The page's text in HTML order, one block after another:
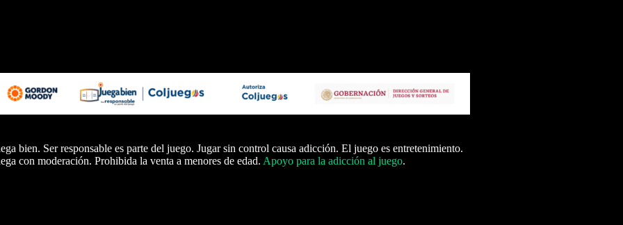
bien. Ser responsable es parte del juego. Jugar sin control causa adicción. El juego es entretenimiento.
con moderación. Prohibida la venta a menores de edad. Apoyo para la adicción al juego.